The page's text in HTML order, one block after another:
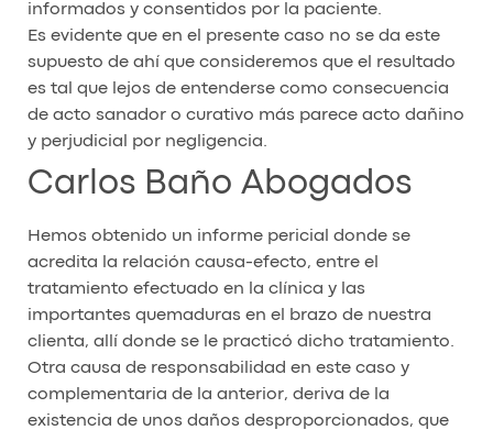
informados y consentidos por la paciente.
Es evidente que en el presente caso no se da este
supuesto de ahí que consideremos que el resultado
es tal que lejos de entenderse como consecuencia
de acto sanador o curativo más parece acto dañino
y perjudicial por negligencia.
Carlos Baño Abogados
Hemos obtenido un informe pericial donde se
acredita la relación causa-efecto, entre el
tratamiento efectuado en la clínica y las
importantes quemaduras en el brazo de nuestra
clienta, allí donde se le practicó dicho tratamiento.
Otra causa de responsabilidad en este caso y
complementaria de la anterior, deriva de la
existencia de unos daños desproporcionados, que